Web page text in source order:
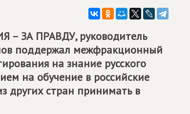
– ЗА ПРАВДУ, руководитель
поддержал межфракционный
на знание русского
на обучение в российские
других стран принимать в